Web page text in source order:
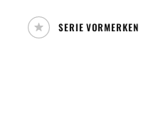
SERIE VORMERKEN